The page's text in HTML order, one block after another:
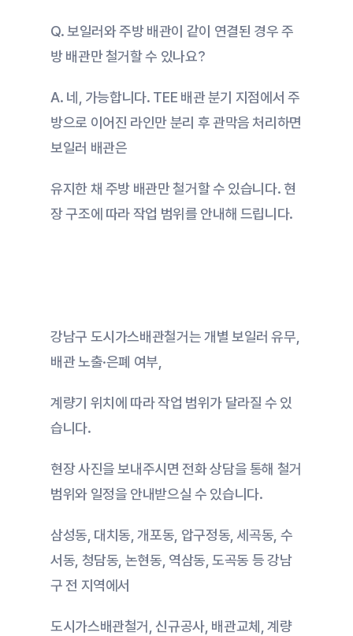
Q. 보일러와 주방 배관이 같이 연결된 경우 주
방 배관만 철거할 수 있나요?
A. 네, 가능합니다. TEE 배관 분기 지점에서 주
방으로 이어진 라인만 분리 후 관막음 처리하면
보일러 배관은
유지한 채 주방 배관만 철거할 수 있습니다. 현
장 구조에 따라 작업 범위를 안내해 드립니다.
강남구 도시가스배관철거는 개별 보일러 유무,
배관 노출·은폐 여부,
계량기 위치에 따라 작업 범위가 달라질 수 있
습니다.
현장 사진을 보내주시면 전화 상담을 통해 철거
범위와 일정을 안내받으실 수 있습니다.
삼성동, 대치동, 개포동, 압구정동, 세곡동, 수
서동, 청담동, 논현동, 역삼동, 도곡동 등 강남
구 전 지역에서
도시가스배관철거, 신규공사, 배관교체, 계량